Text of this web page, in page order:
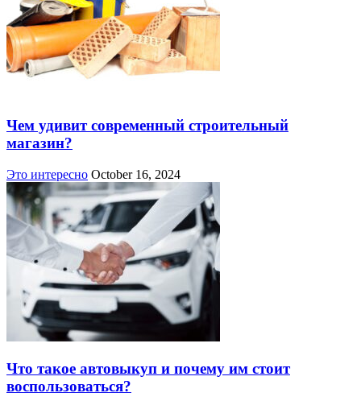
Чем удивит современный строительный
магазин?
Это интересно October 16, 2024
Что такое автовыкуп и почему им стоит
воспользоваться?